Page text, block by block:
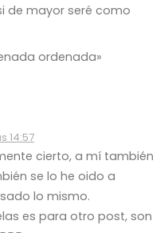
de mayor seré como
ordenada»
14:57
cierto, a mí también
se lo he oido a
lo mismo.
es para otro post, son